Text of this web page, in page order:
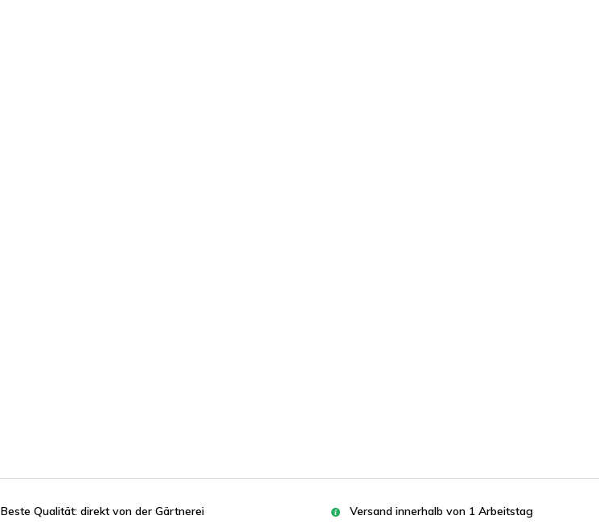
Beste Qualität: direkt von der Gärtnerei Versand innerhalb von 1 Arbeitstag